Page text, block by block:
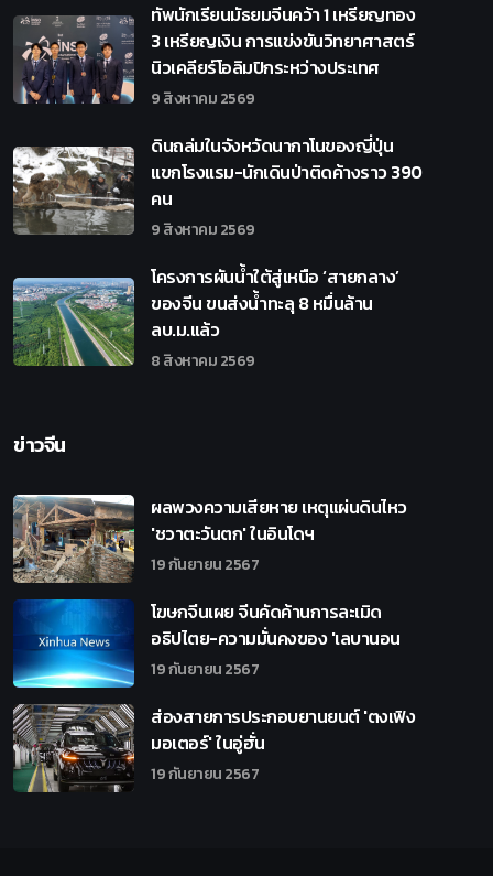
ทัพนักเรียนมัธยมจีนคว้า 1 เหรียญทอง
3 เหรียญเงิน การแข่งขันวิทยาศาสตร์
นิวเคลียร์โอลิมปิกระหว่างประเทศ
9 สิงหาคม 2569
ดินถล่มในจังหวัดนากาโนของญี่ปุ่น
แขกโรงแรม-นักเดินป่าติดค้างราว 390
คน
9 สิงหาคม 2569
โครงการผันน้ำใต้สู่เหนือ ‘สายกลาง’
ของจีน ขนส่งน้ำทะลุ 8 หมื่นล้าน
ลบ.ม.แล้ว
8 สิงหาคม 2569
ข่าวจีน
ผลพวงความเสียหาย เหตุแผ่นดินไหว
'ชวาตะวันตก' ในอินโดฯ
19 กันยายน 2567
โฆษกจีนเผย จีนคัดค้านการละเมิด
อธิปไตย-ความมั่นคงของ 'เลบานอน
19 กันยายน 2567
ส่องสายการประกอบยานยนต์ 'ตงเฟิง
มอเตอร์' ในอู่ฮั่น
19 กันยายน 2567